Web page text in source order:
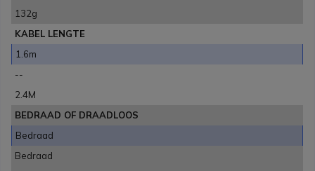
132g
KABEL LENGTE
1.6m
--
2.4M
BEDRAAD OF DRAADLOOS
Bedraad
Bedraad